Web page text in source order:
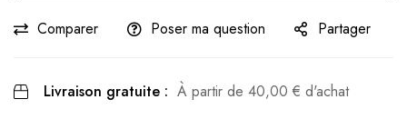
Comparer Poser ma question Partager
Livraison gratuite : À partir de 40,00 € d'achat